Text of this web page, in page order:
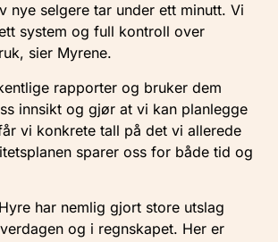
nye selgere tar under ett minutt. Vi
system og full kontroll over
sier Myrene.
rapporter og bruker dem
innsikt og gjør at vi kan planlegge
vi konkrete tall på det vi allerede
sparer oss for både tid og
har nemlig gjort store utslag
og i regnskapet. Her er